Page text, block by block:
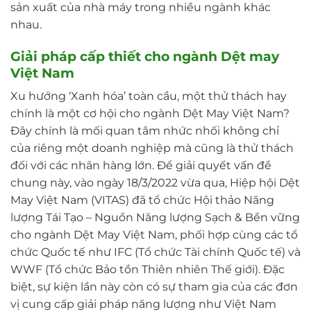
sản xuất của nhà máy trong nhiều ngành khác
nhau.
Giải pháp cấp thiết cho ngành Dệt may
Việt Nam
Xu hướng ‘Xanh hóa’ toàn cầu, một thử thách hay
chính là một cơ hội cho ngành Dệt May Việt Nam?
Đây chính là mối quan tâm nhức nhối không chỉ
của riêng một doanh nghiệp mà cũng là thử thách
đối với các nhãn hàng lớn. Để giải quyết vấn đề
chung này, vào ngày 18/3/2022 vừa qua, Hiệp hội Dệt
May Việt Nam (VITAS) đã tổ chức Hội thảo Năng
lượng Tái Tạo – Nguồn Năng lượng Sạch & Bền vững
cho ngành Dệt May Việt Nam, phối hợp cùng các tổ
chức Quốc tế như IFC (Tổ chức Tài chính Quốc tế) và
WWF (Tổ chức Bảo tồn Thiên nhiên Thế giới). Đặc
biệt, sự kiện lần này còn có sự tham gia của các đơn
vị cung cấp giải pháp năng lượng như Việt Nam